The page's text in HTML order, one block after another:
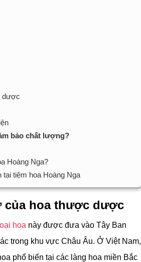
dược
bảo chất lượng?
Hoàng Nga?
tiệm hoa Hoàng Nga
của hoa thược dược
loại hoa này được đưa vào Tây Ban
trong khu vực Châu Âu. Ở Việt Nam,
phổ biến tại các làng hoa miền Bắc